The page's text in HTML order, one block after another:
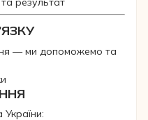
— ми допоможемо та